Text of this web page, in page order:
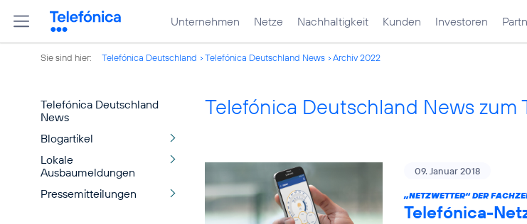
Unternehmen Netze Nachhaltigkeit Kunden Investoren
Sie sind hier: Telefónica Deutschland Telefónica Deutschland News Archiv 2022
Telefónica Deutschland
News
Blogartikel
Lokale
Ausbaumeldungen
Pressemitteilungen
Telefónica Deutschland News
09. Januar 2018
„NETZWETTER“ DER
Telefónica-